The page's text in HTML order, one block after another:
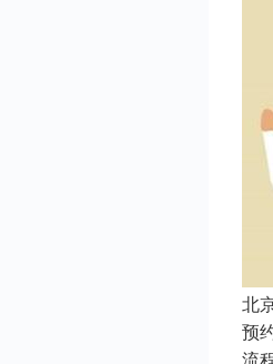
北
预